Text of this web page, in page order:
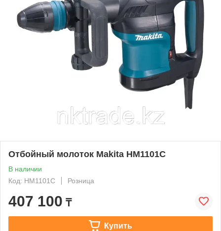
Отбойный молоток Makita HM1101C
В наличии
Код: HM1101C
Розница
407 100 ₸
Купить